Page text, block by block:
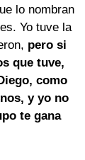
lo nombran
Yo tuve la
pero si
que tuve,
como
y yo no
te gana